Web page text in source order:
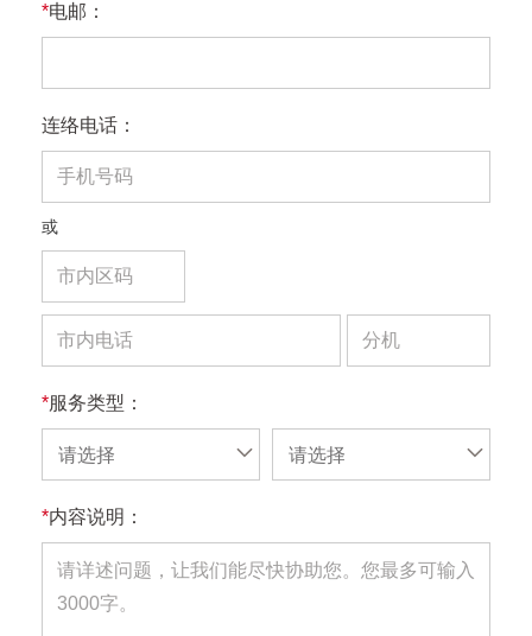
*电邮：
连络电话：
或
*服务类型：
请选择 请选择
*内容说明：